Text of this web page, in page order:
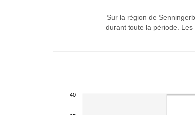
Sur la région de
durant toute la période.
40